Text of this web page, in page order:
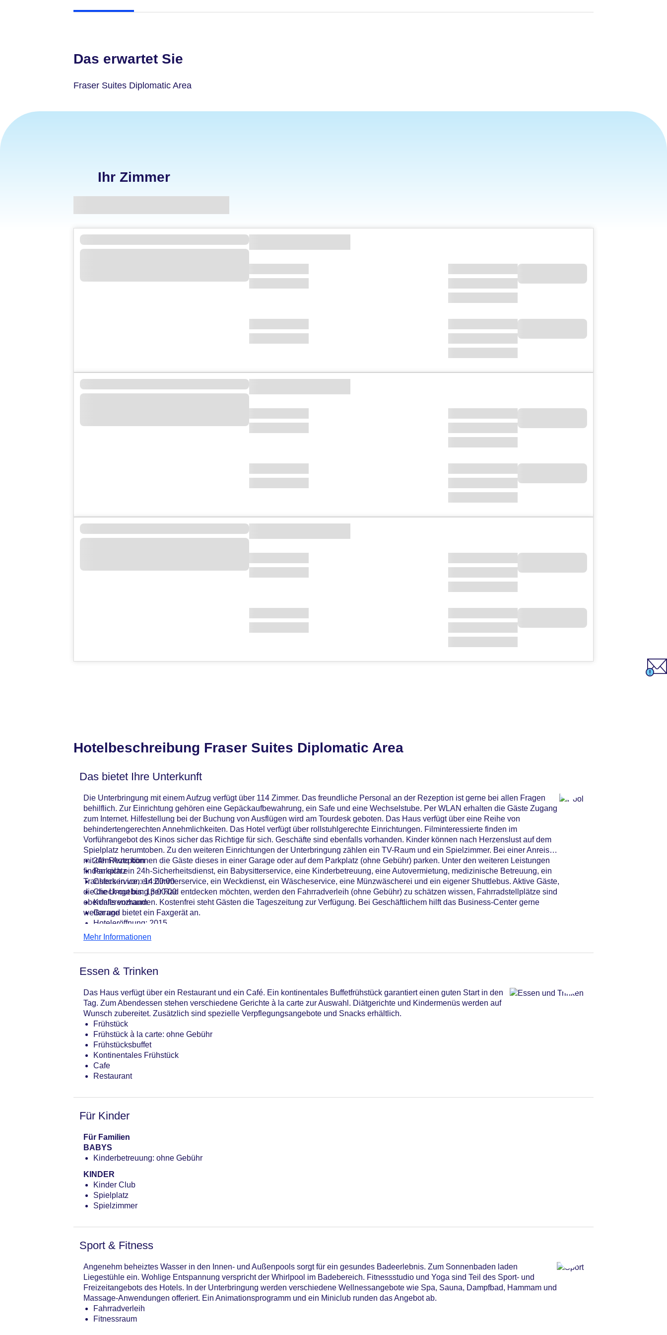
Das erwartet Sie
Fraser Suites Diplomatic Area
Ihr Zimmer
Hotelbeschreibung Fraser Suites Diplomatic Area
Das bietet Ihre Unterkunft
Die Unterbringung mit einem Aufzug verfügt über 114 Zimmer. Das freundliche Personal an der Rezeption ist gerne bei allen Fragen
behilflich. Zur Einrichtung gehören eine Gepäckaufbewahrung, ein Safe und eine Wechselstube. Per WLAN erhalten die Gäste Zugang
zum Internet. Hilfestellung bei der Buchung von Ausflügen wird am Tourdesk geboten. Das Haus verfügt über eine Reihe von
behindertengerechten Annehmlichkeiten. Das Hotel verfügt über rollstuhlgerechte Einrichtungen. Filminteressierte finden im
Vorführangebot des Kinos sicher das Richtige für sich. Geschäfte sind ebenfalls vorhanden. Kinder können nach Herzenslust auf dem
Spielplatz herumtoben. Zu den weiteren Einrichtungen der Unterbringung zählen ein TV-Raum und ein Spielzimmer. Bei einer Anreise
mit dem Auto können die Gäste dieses in einer Garage oder auf dem Parkplatz (ohne Gebühr) parken. Unter den weiteren Leistungen
finden sich ein 24h-Sicherheitsdienst, ein Babysitterservice, eine Kinderbetreuung, eine Autovermietung, medizinische Betreuung, ein
Transferservice, ein Zimmerservice, ein Weckdienst, ein Wäscheservice, eine Münzwäscherei und ein eigener Shuttlebus. Aktive Gäste,
die die Umgebung per Rad entdecken möchten, werden den Fahrradverleih (ohne Gebühr) zu schätzen wissen, Fahrradstellplätze sind
ebenfalls vorhanden. Kostenfrei steht Gästen die Tageszeitung zur Verfügung. Bei Geschäftlichem hilft das Business-Center gerne
weiter und bietet ein Faxgerät an.
24h Rezeption
Parkplatz
Check-in von: 14:00:00
Check-out bis: 13:00:00
Konferenzraum
Garage
Hoteleröffnung: 2015
Hotelsafe
Letzte umfassende Renovierung: 2015
Anzahl der Aufzüge: 1
Zimmerservice
Gesamtanzahl der Stockwerke: 30
Gesamtanzahl der Zimmer: 114
Pools:Beheizter Außenpool, Indoor Pool, Outdoor Pool, Liegen am Pool
Zahlungsarten: American Express, Diners Club, EC Maestro, Mastercard, Visa
Landeskategorie: 5 Sterne
Mehr Informationen
Essen & Trinken
Das Haus verfügt über ein Restaurant und ein Café. Ein kontinentales Buffetfrühstück garantiert einen guten Start in den
Tag. Zum Abendessen stehen verschiedene Gerichte à la carte zur Auswahl. Diätgerichte und Kindermenüs werden auf
Wunsch zubereitet. Zusätzlich sind spezielle Verpflegungsangebote und Snacks erhältlich.
Frühstück
Frühstück à la carte: ohne Gebühr
Frühstücksbuffet
Kontinentales Frühstück
Cafe
Restaurant
Für Kinder
Für Familien
BABYS
Kinderbetreuung: ohne Gebühr
KINDER
Kinder Club
Spielplatz
Spielzimmer
Sport & Fitness
Angenehm beheiztes Wasser in den Innen- und Außenpools sorgt für ein gesundes Badeerlebnis. Zum Sonnenbaden laden
Liegestühle ein. Wohlige Entspannung verspricht der Whirlpool im Badebereich. Fitnessstudio und Yoga sind Teil des Sport- und
Freizeitangebots des Hotels. In der Unterbringung werden verschiedene Wellnessangebote wie Spa, Sauna, Dampfbad, Hammam und
Massage-Anwendungen offeriert. Ein Animationsprogramm und ein Miniclub runden das Angebot ab.
Fahrradverleih
Fitnessraum